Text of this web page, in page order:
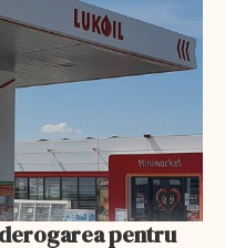
pentru